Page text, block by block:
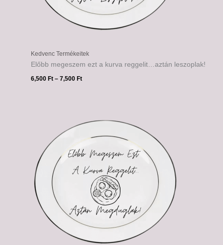
Kedvenc Termékeitek
Előbb megeszem ezt a kurva reggelit…aztán leszoplak!
6,500Ft – 7,500Ft
-